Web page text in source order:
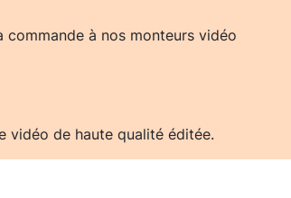
à nos monteurs vidéo
vidéo de haute qualité éditée.